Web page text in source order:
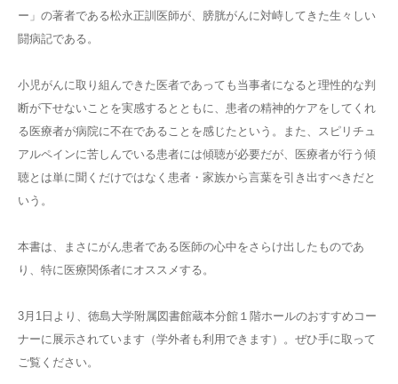
ー」の著者である松永正訓医師が、膀胱がんに対峙してきた生々しい
闘病記である。
小児がんに取り組んできた医者であっても当事者になると理性的な判
断が下せないことを実感するとともに、患者の精神的ケアをしてくれ
る医療者が病院に不在であることを感じたという。また、スピリチュ
アルペインに苦しんでいる患者には傾聴が必要だが、医療者が行う傾
聴とは単に聞くだけではなく患者・家族から言葉を引き出すべきだと
いう。
本書は、まさにがん患者である医師の心中をさらけ出したものであ
り、特に医療関係者にオススメする。
3月1日より、徳島大学附属図書館蔵本分館１階ホールのおすすめコー
ナーに展示されています（学外者も利用できます）。ぜひ手に取って
ご覧ください。